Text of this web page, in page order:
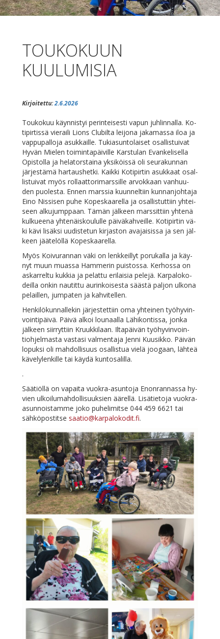
TOUKOKUUN
KUULUMISIA
Kirjoitettu:2.6.2026
Tou­ko­kuu käyn­nis­tyi pe­rin­tei­ses­ti va­pun juh­lin­nal­la. Ko­
ti­pir­tis­sä vie­rai­li Lions Clu­bil­ta lei­jo­na ja­ka­mas­sa iloa ja
vap­pu­pal­lo­ja asuk­kail­le. Tu­kia­sun­to­lai­set osal­lis­tui­vat
Hy­vän Mie­len toi­min­ta­päi­vil­le Kars­tu­lan Evan­ke­li­sel­la
Opis­tol­la ja he­la­tors­tai­na yk­si­köis­sä oli seu­ra­kun­nan
jär­jes­tä­mä har­taus­het­ki. Kaik­ki Ko­ti­pir­tin asuk­kaat osal­
lis­tui­vat myös rol­laat­to­ri­mars­sil­le ar­vok­kaan van­huu­
den puo­les­ta. En­nen mars­sia kuun­nel­tiin kun­nan­joh­ta­ja
Ei­no Nis­si­sen pu­he Ko­pes­kaa­rel­la ja osal­lis­tut­tiin yh­tei­
seen al­ku­jump­paan. Tä­män jäl­keen mars­sit­tiin yh­te­nä
kul­ku­ee­na yh­te­näis­kou­lul­le päi­vä­kah­veil­le. Ko­ti­pir­tin vä­
ki kä­vi li­säk­si uu­dis­te­tun kir­jas­ton ava­jai­sis­sa ja sen jäl­
keen jää­te­löl­lä Kopeskaarella.
Myös Koi­vu­ran­nan vä­ki on lenk­keil­lyt po­ru­kal­la ja käy­
nyt muun muas­sa Ham­me­rin puis­tos­sa. Ker­hos­sa on
as­kar­rel­tu kuk­kia ja pe­lat­tu eri­lai­sia pe­le­jä. Kar­pa­lo­ko­
deil­la on­kin nau­tit­tu au­rin­koi­ses­ta sääs­tä pal­jon ul­ko­na
pe­lail­len, jum­pa­ten ja kahvitellen.
Hen­ki­lö­kun­nal­le­kin jär­jes­tet­tiin oma yh­tei­nen työ­hy­vin­
voin­ti­päi­vä. Päi­vä al­koi lou­naal­la Lä­hi­kon­tis­sa, jon­ka
jäl­keen siir­ryt­tiin Kruuk­ki­laan. Il­ta­päi­vän työ­hy­vin­voin­
tioh­jel­mas­ta vas­ta­si val­men­ta­ja Jen­ni Kuusik­ko. Päi­vän
lo­puk­si oli mah­dol­li­suus osal­lis­tua vie­lä joo­gaan, läh­teä
kä­ve­ly­len­kil­le tai käy­dä kuntosalilla.
.
Sää­tiöl­lä on va­pai­ta vuo­kra-asun­to­ja Enon­ran­nas­sa hy­
vien ul­koi­lu­mah­dol­li­suuk­sien ää­rel­lä. Li­sä­tie­to­ja vuo­kra-
asun­nois­tam­me jo­ko pu­he­li­mit­se 044 459 6621 tai
säh­kö­pos­tit­se saatio@karpalokodit.fi.